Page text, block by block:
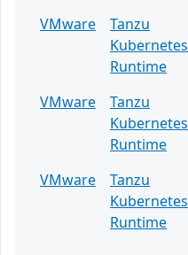
VMware
Tanzu
Kubernetes
Runtime
VMware
Tanzu
Kubernetes
Runtime
VMware
Tanzu
Kubernetes
Runtime